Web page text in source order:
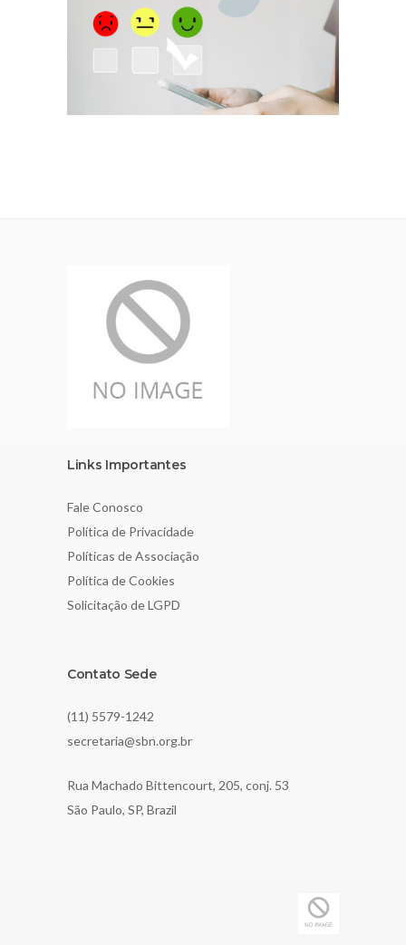
Links Importantes
Fale Conosco
Política de Privacidade
Políticas de Associação
Política de Cookies
Solicitação de LGPD
Contato Sede
(11) 5579-1242
secretaria@sbn.org.br
Rua Machado Bittencourt, 205, conj. 53
São Paulo, SP, Brazil